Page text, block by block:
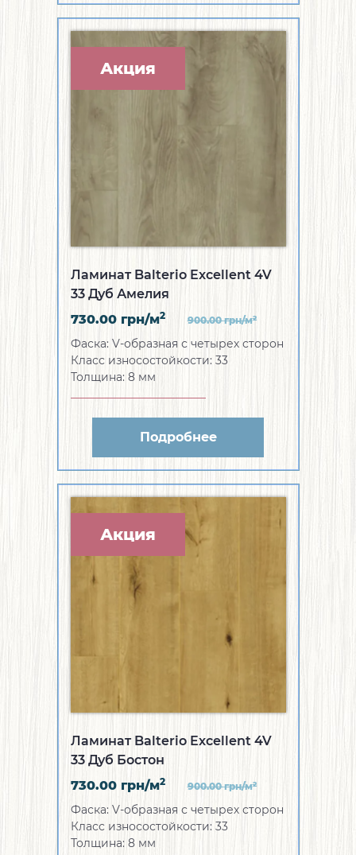
Акция
Ламинат Balterio Excellent 4V
33 Дуб Амелия
730.00 грн/м2 900.00грн/м2
Фаска: V-образная с четырех сторон
Класс износостойкости: 33
Толщина: 8 мм
Подробнее
Акция
Ламинат Balterio Excellent 4V
33 Дуб Бостон
730.00 грн/м2 900.00грн/м2
Фаска: V-образная с четырех сторон
Класс износостойкости: 33
Толщина: 8 мм